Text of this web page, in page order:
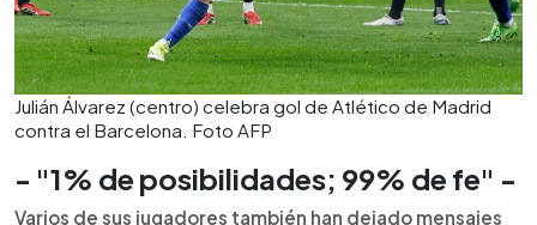
Julián Álvarez (centro) celebra gol de Atlético de Madrid
contra el Barcelona. Foto AFP
- "1% de posibilidades; 99% de fe" -
Varios de sus jugadores también han dejado mensajes